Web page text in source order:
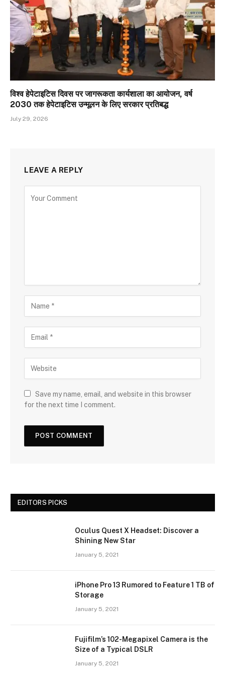
विश्व हेपेटाइटिस दिवस पर जागरूकता कार्यशाला का आयोजन, वर्ष
2030 तक हेपेटाइटिस उन्मूलन के लिए सरकार प्रतिबद्ध
July 29, 2026
LEAVE A REPLY
Save my name, email, and website in this browser
for the next time I comment.
EDITORS PICKS
Oculus Quest X Headset: Discover a
Shining New Star
January 5, 2021
iPhone Pro 13 Rumored to Feature 1 TB of
Storage
January 5, 2021
Fujifilm’s 102-Megapixel Camera is the
Size of a Typical DSLR
January 5, 2021